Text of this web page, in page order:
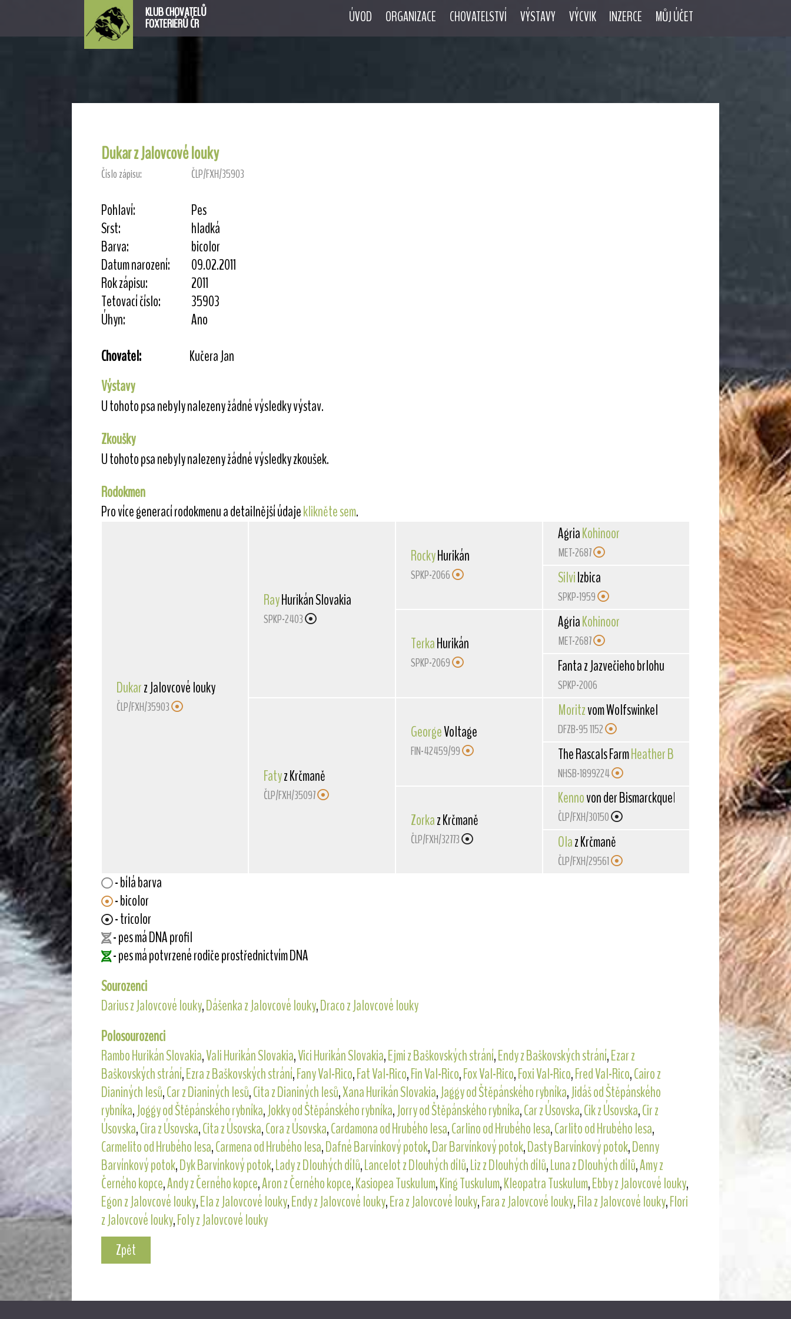
KLUB CHOVATELŮ
FOXTERIÉRŮ ČR ÚVOD ORGANIZACE CHOVATELSTVÍ VÝSTAVY VÝCVIK INZERCE MŮJ ÚČET
Dukar z Jalovcové louky
Číslo zápisu: ČLP/FXH/35903
Pohlaví:
Pes
Srst:
hladká
Barva:
bicolor
Datum narození:
09.02.2011
Rok zápisu:
2011
Tetovací číslo:
35903
Úhyn:
Ano
Chovatel:
Kučera Jan
Výstavy
U tohoto psa nebyly nalezeny žádné výsledky výstav.
Zkoušky
U tohoto psa nebyly nalezeny žádné výsledky zkoušek.
Rodokmen
Pro více generací rodokmenu a detailnější údajeklikněte sem.
Dukarz Jalovcové louky
ČLP/FXH/35903
RayHurikán Slovakia
SPKP-2403
Fatyz Krčmaně
ČLP/FXH/35097
RockyHurikán
SPKP-2066
TerkaHurikán
SPKP-2069
GeorgeVoltage
FIN-42459/99
Zorkaz Krčmaně
ČLP/FXH/32773
AgriaKohinoor
MET-2687
SilviIzbica
SPKP-1959
AgriaKohinoor
MET-2687
Fanta z Jazvečieho brlohu
SPKP-2006
Moritzvom Wolfswinkel
DFZB-95 1152
The Rascals FarmHeather Belle
NHSB-1899224
Kennovon der Bismarckquelle
ČLP/FXH/30150
Olaz Krčmaně
ČLP/FXH/29561
- bílá barva
- bicolor
- tricolor
- pes má DNA profil
- pes má potvrzené rodiče prostřednictvím DNA
Sourozenci
Darius z Jalovcové louky,Dášenka z Jalovcové louky,Draco z Jalovcové louky
Polosourozenci
Rambo Hurikán Slovakia,Vali Hurikán Slovakia,Vici Hurikán Slovakia,Ejmi z Baškovských strání,Endy z Baškovských strání,Ezar z
Baškovských strání,Ezra z Baškovských strání,Fany Val-Rico,Fat Val-Rico,Fin Val-Rico,Fox Val-Rico,Foxi Val-Rico,Fred Val-Rico,Cairo z
Dianiných lesů,Car z Dianiných lesů,Cita z Dianiných lesů,Xana Hurikán Slovakia,Jaggy od Štěpánského rybníka,Jidáš od Štěpánského
rybníka,Joggy od Štěpánského rybníka,Jokky od Štěpánského rybníka,Jorry od Štěpánského rybníka,Car z Úsovska,Cik z Úsovska,Cir z
Úsovska,Cira z Úsovska,Cita z Úsovska,Cora z Úsovska,Cardamona od Hrubého lesa,Carlino od Hrubého lesa,Carlito od Hrubého lesa,
Carmelito od Hrubého lesa,Carmena od Hrubého lesa,Dafné Barvínkový potok,Dar Barvínkový potok,Dasty Barvínkový potok,Denny
Barvínkový potok,Dyk Barvínkový potok,Lady z Dlouhých dílů,Lancelot z Dlouhých dílů,Liz z Dlouhých dílů,Luna z Dlouhých dílů,Amy z
Černého kopce,Andy z Černého kopce,Aron z Černého kopce,Kasiopea Tuskulum,King Tuskulum,Kleopatra Tuskulum,Ebby z Jalovcové louky,
Egon z Jalovcové louky,Ela z Jalovcové louky,Endy z Jalovcové louky,Era z Jalovcové louky,Fara z Jalovcové louky,Fila z Jalovcové louky,Flori
z Jalovcové louky,Foly z Jalovcové louky
Zpět